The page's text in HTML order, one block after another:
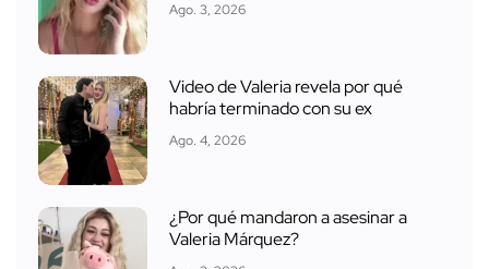
Ago. 3, 2026
Video de Valeria revela por qué
habría terminado con su ex
Ago. 4, 2026
¿Por qué mandaron a asesinar a
Valeria Márquez?